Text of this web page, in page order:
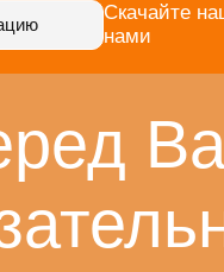
Скачайте
нами